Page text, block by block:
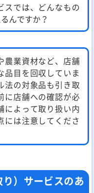
スでは、どんなもの
んですか？
農業資材など、店舗
品目を回収していま
法の対象品も引き取
に店舗への確認が必
によって取り扱い内
には注意してくださ
）サービスのあ